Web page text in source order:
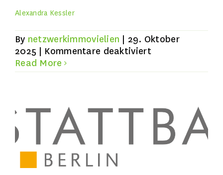
Alexandra Kessler
By netzwerkimmovielien | 29. Oktober
2025 | Kommentare deaktiviertfür
Kessler
Read More